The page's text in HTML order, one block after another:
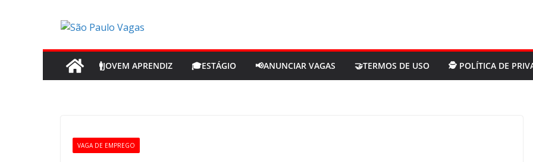
para
conteúdo
🚹JOVEM APRENDIZ 🎓ESTÁGIO 📢ANUNCIAR VAGAS 🤝TERMOS DE USO 🕵 POLÍTICA DE
VAGA DE EMPREGO